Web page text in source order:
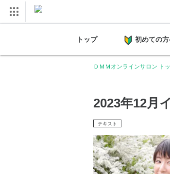
トップ 初めての
ＤＭＭオンラインサロン ト
2023年12月
テキスト